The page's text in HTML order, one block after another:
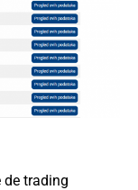
de trading